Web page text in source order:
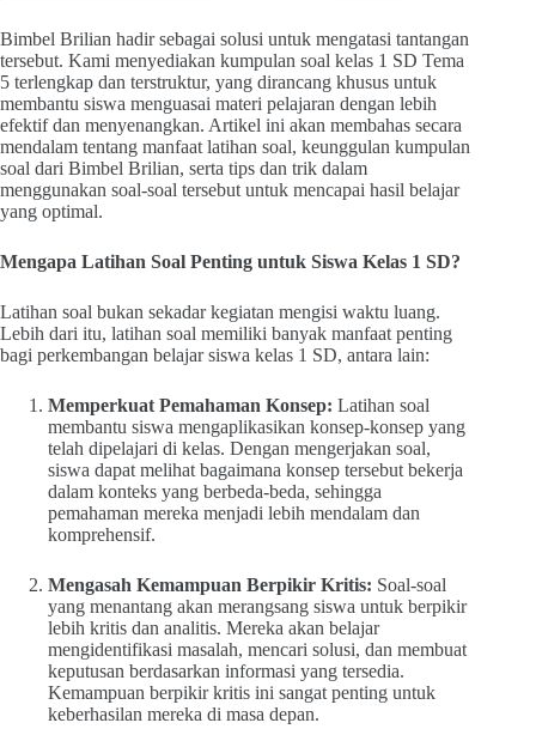
Bimbel Brilian hadir sebagai solusi untuk mengatasi tantangan
tersebut. Kami menyediakan kumpulan soal kelas 1 SD Tema
5 terlengkap dan terstruktur, yang dirancang khusus untuk
membantu siswa menguasai materi pelajaran dengan lebih
efektif dan menyenangkan. Artikel ini akan membahas secara
mendalam tentang manfaat latihan soal, keunggulan kumpulan
soal dari Bimbel Brilian, serta tips dan trik dalam
menggunakan soal-soal tersebut untuk mencapai hasil belajar
yang optimal.
Mengapa Latihan Soal Penting untuk Siswa Kelas 1 SD?
Latihan soal bukan sekadar kegiatan mengisi waktu luang.
Lebih dari itu, latihan soal memiliki banyak manfaat penting
bagi perkembangan belajar siswa kelas 1 SD, antara lain:
Memperkuat Pemahaman Konsep: Latihan soal
membantu siswa mengaplikasikan konsep-konsep yang
telah dipelajari di kelas. Dengan mengerjakan soal,
siswa dapat melihat bagaimana konsep tersebut bekerja
dalam konteks yang berbeda-beda, sehingga
pemahaman mereka menjadi lebih mendalam dan
komprehensif.
Mengasah Kemampuan Berpikir Kritis: Soal-soal
yang menantang akan merangsang siswa untuk berpikir
lebih kritis dan analitis. Mereka akan belajar
mengidentifikasi masalah, mencari solusi, dan membuat
keputusan berdasarkan informasi yang tersedia.
Kemampuan berpikir kritis ini sangat penting untuk
keberhasilan mereka di masa depan.